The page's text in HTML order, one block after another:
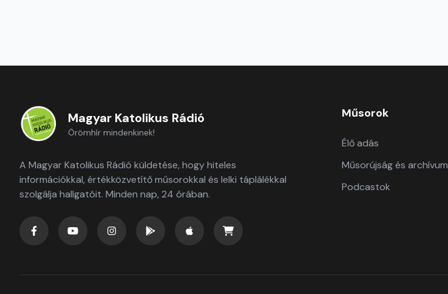
Magyar Katolikus Rádió
Örömhír mindenkinek!
A Magyar Katolikus Rádió küldetése, hogy hiteles
információkkal, értékközvetítő műsorokkal és lelki táplálékkal
szolgálja hallgatóit. Minden nap, 24 órában.
Műsorok
Élő adás
Műsorújság és archívum
Podcastok